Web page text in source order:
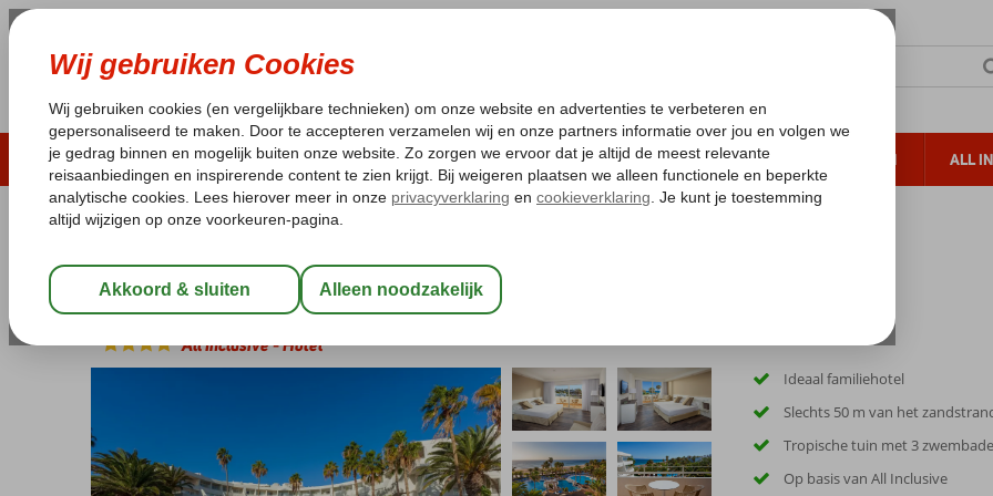
ZOMER 2026 LAST MINUTES WINTERZON ZONVAKANTIES VERRE REIZEN ALL
Laagsteprijsgarantie* Geen fueltoeslag Gratis annuleren*
Home
Spanje Canarische Eilanden Lanzarote Puerto del Carmen
Sol Lanzarote
All Inclusive-Hotel
Ideaal familiehotel
Slechts 50 m van het
Tropische tuin met 3
Op basis van All Inclusive